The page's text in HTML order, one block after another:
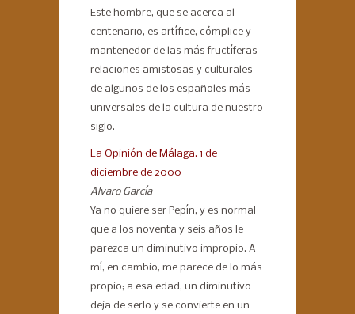
Este hombre, que se acerca al
centenario, es artífice, cómplice y
mantenedor de las más fructíferas
relaciones amistosas y culturales
de algunos de los españoles más
universales de la cultura de nuestro
siglo.
La Opinión de Málaga. 1 de
diciembre de 2000
Alvaro García
Ya no quiere ser Pepín, y es normal
que a los noventa y seis años le
parezca un diminutivo impropio. A
mí, en cambio, me parece de lo más
propio; a esa edad, un diminutivo
deja de serlo y se convierte en un